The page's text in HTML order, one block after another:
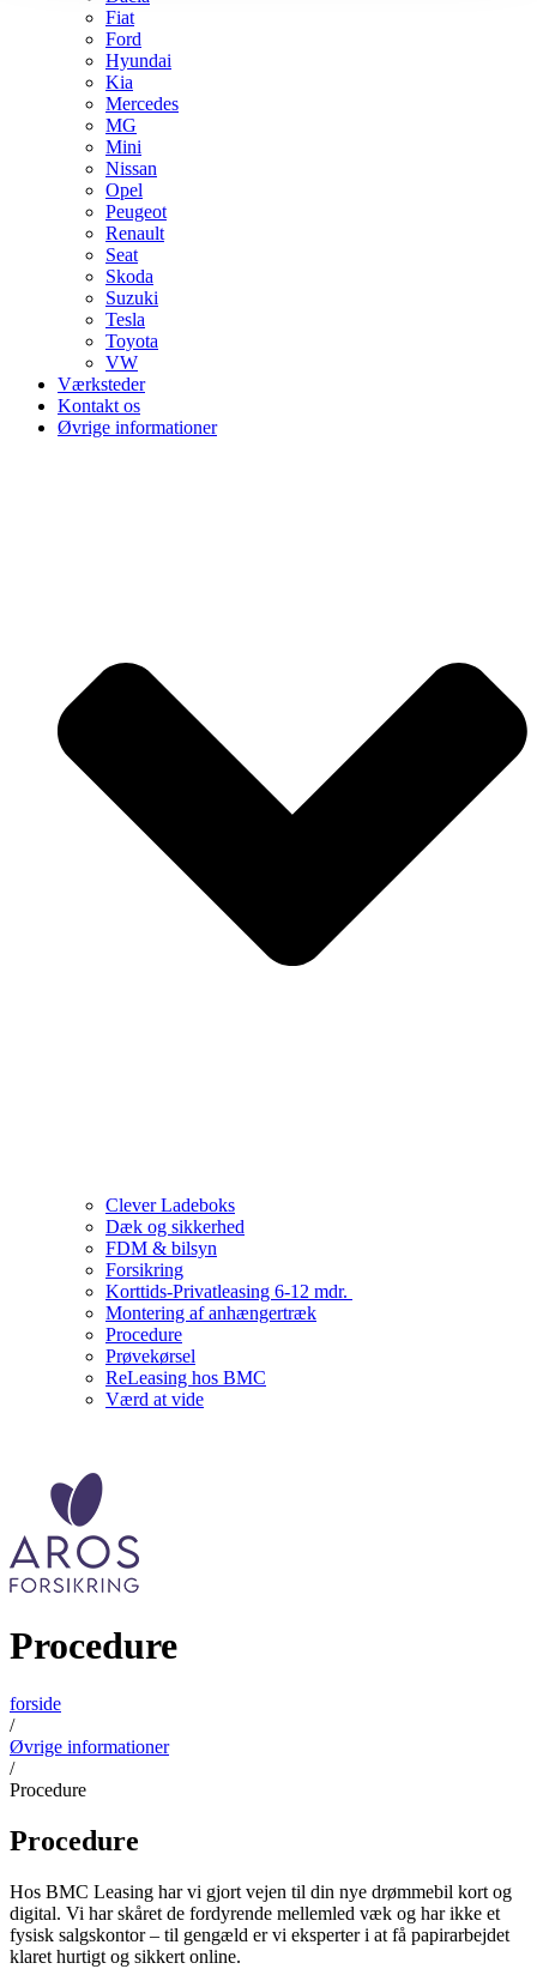
Fiat
Ford
Hyundai
Kia
Mercedes
MG
Mini
Nissan
Opel
Peugeot
Renault
Seat
Skoda
Suzuki
Tesla
Toyota
VW
Værksteder
Kontakt os
Øvrige informationer
Clever Ladeboks
Dæk og sikkerhed
FDM & bilsyn
Forsikring
Korttids-Privatleasing 6-12 mdr.
Montering af anhængertræk
Procedure
Prøvekørsel
ReLeasing hos BMC
Værd at vide
Procedure
forside
/
Øvrige informationer
/
Procedure
Procedure
Hos BMC Leasing har vi gjort vejen til din nye drømmebil kort og
digital. Vi har skåret de fordyrende mellemled væk og har ikke et
fysisk salgskontor – til gengæld er vi eksperter i at få papirarbejdet
klaret hurtigt og sikkert online.